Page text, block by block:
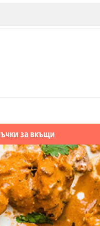
за вкъщи